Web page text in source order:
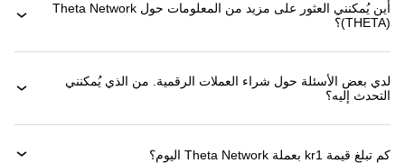
أين يُمكنني العثور على مزيد من المعلومات حول ‏Theta Network
(‏THETA)؟
لدي بعض الأسئلة حول شراء العملات الرقمية. من الذي يُمكنني
التحدث إليه؟
كم تبلغ قيمة 1‏kr بعملة ‏Theta Network اليوم؟